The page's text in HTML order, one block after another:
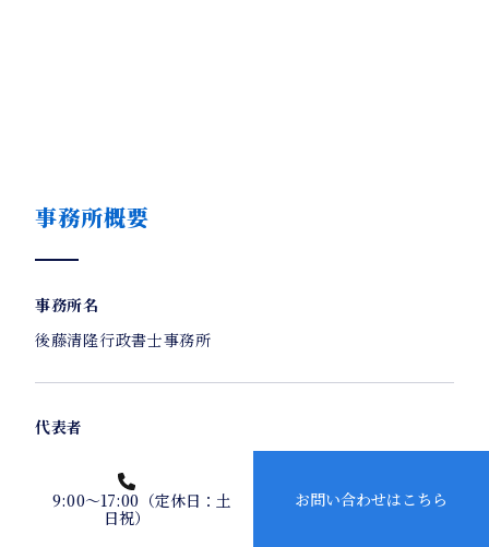
事務所概要
事務所名
後藤清隆行政書士事務所
代表者
9:00～17:00（定休日：土
日祝）
お問い合わせはこちら